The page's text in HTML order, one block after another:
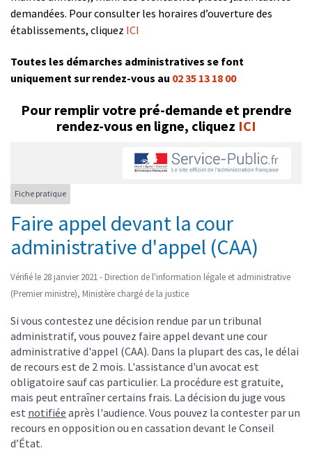
demandées. Pour consulter les horaires d’ouverture des
établissements, cliquez ICI
Toutes les démarches administratives se font
uniquement sur rendez-vous au 02 35 13 18 00
Pour remplir votre pré-demande et prendre
rendez-vous en ligne, cliquez ICI
Fiche pratique
Faire appel devant la cour
administrative d'appel (CAA)
Vérifié le 28 janvier 2021 - Direction de l'information légale et administrative
(Premier ministre), Ministère chargé de la justice
Si vous contestez une décision rendue par un tribunal
administratif, vous pouvez faire appel devant une cour
administrative d'appel (CAA). Dans la plupart des cas, le délai
de recours est de 2 mois. L'assistance d'un avocat est
obligatoire sauf cas particulier. La procédure est gratuite,
mais peut entraîner certains frais. La décision du juge vous
est notifiée après l'audience. Vous pouvez la contester par un
recours en opposition ou en cassation devant le Conseil
d’État.